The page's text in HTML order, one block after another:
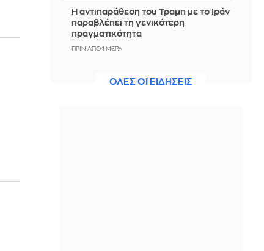
Η αντιπαράθεση του Τραμπ με το Ιράν
παραβλέπει τη γενικότερη
πραγματικότητα
ΠΡΙΝ ΑΠΌ 1 ΜΈΡΑ
καλωδίου ηλεκτροδότησης προήλθε
ΟΛΕΣ ΟΙ ΕΙΔΗΣΕΙΣ